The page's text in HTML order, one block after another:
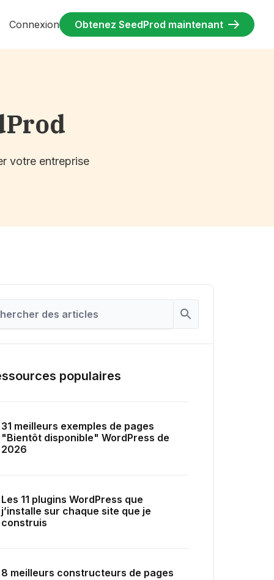
Connexion Obtenez SeedProd maintenant
votre entreprise
populaires
31 meilleurs exemples de pages
"Bientôt disponible" WordPress de
2026
Les 11 plugins WordPress que
j’installe sur chaque site que je
construis
8 meilleurs constructeurs de pages